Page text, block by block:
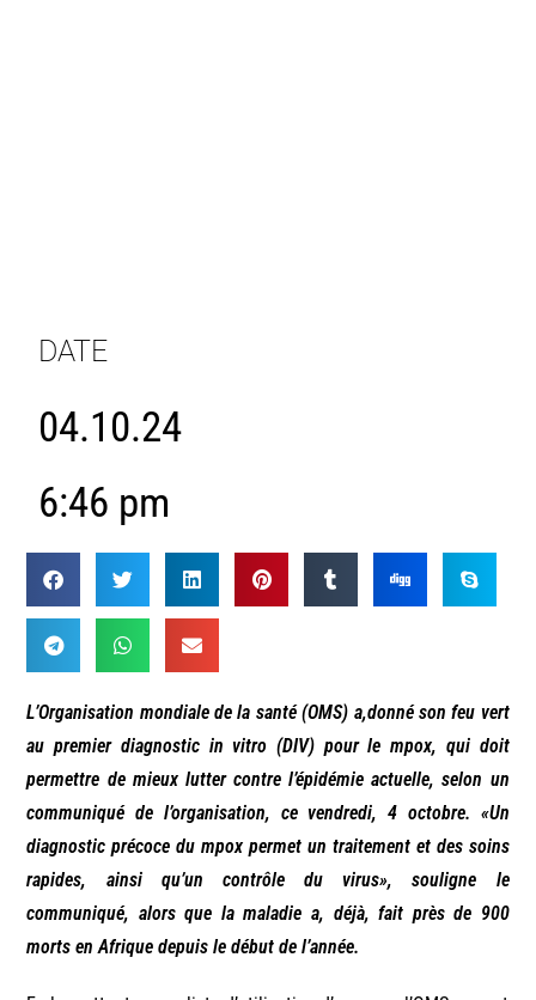
DATE
04.10.24
6:46 pm
L’Organisation mondiale de la santé (OMS) a,donné son feu vert
au premier diagnostic in vitro (DIV) pour le mpox, qui doit
permettre de mieux lutter contre l’épidémie actuelle, selon un
communiqué de l’organisation, ce vendredi, 4 octobre. «Un
diagnostic précoce du mpox permet un traitement et des soins
rapides, ainsi qu’un contrôle du virus», souligne le
communiqué, alors que la maladie a, déjà, fait près de 900
morts en Afrique depuis le début de l’année.